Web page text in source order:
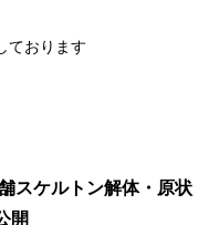
ております
スケルトン解体・原状
開